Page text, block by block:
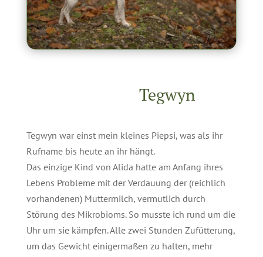
Tegwyn
Tegwyn war einst mein kleines Piepsi, was als ihr
Rufname bis heute an ihr hängt.
Das einzige Kind von Alida hatte am Anfang ihres
Lebens Probleme mit der Verdauung der (reichlich
vorhandenen) Muttermilch, vermutlich durch
Störung des Mikrobioms. So musste ich rund um die
Uhr um sie kämpfen. Alle zwei Stunden Zufütterung,
um das Gewicht einigermaßen zu halten, mehr